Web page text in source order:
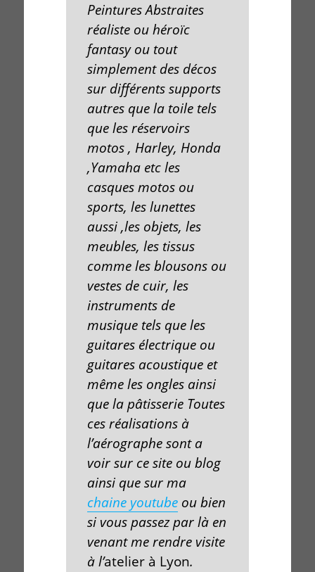
Peintures Abstraites
réaliste ouhéroïc
fantasyou tout
simplement des décos
sur différents supports
autres que la toile tels
que lesréservoirs
motos , Harley, Honda
,Yamaha etc les
casques motos ou
sports, les lunettes
aussi,les objets, les
meubles, les tissus
comme lesblousons ou
vestes de cuir, les
instruments de
musique tels que les
guitares électrique ou
guitares acoustique et
mêmeles ongles ainsi
que lapâtisserie Toutes
cesréalisations à
l’aérographesont a
voir sur cesite oublog
ainsi que sur ma
chaine youtube ou bien
si vous passez par là en
venant me rendre visite
à l’atelier à Lyon.